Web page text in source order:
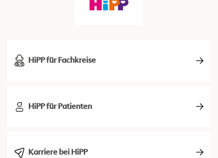
HiPP für Fachkreise
HiPP für Patienten
Karriere bei HiPP